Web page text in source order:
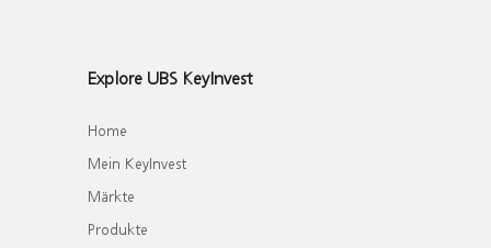
Explore UBS KeyInvest
Home
Mein KeyInvest
Märkte
Produkte